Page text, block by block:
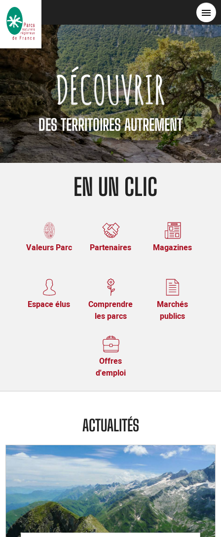
contenu
principal
DÉCOUVRIR
DES TERRITOIRES AUTREMENT
EN UN CLIC
Valeurs Parc Partenaires Magazines
Espace élus
Comprendre
les parcs
Marchés
publics
Offres
d'emploi
ACTUALITÉS